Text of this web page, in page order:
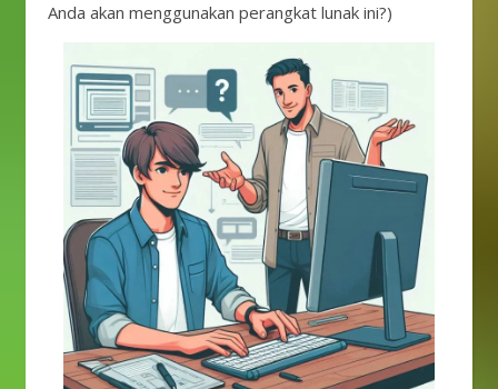
Anda akan menggunakan perangkat lunak ini?)